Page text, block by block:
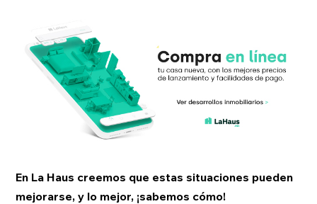
En La Haus creemos que estas situaciones pueden
mejorarse, y lo mejor, ¡sabemos cómo!